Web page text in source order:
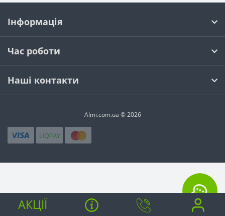
Інформація
Час роботи
Наші контакти
Almi.com.ua © 2026
АКЦІЇ